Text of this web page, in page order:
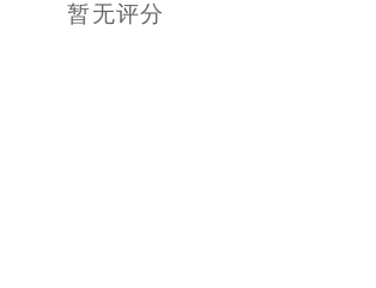
暂无评分